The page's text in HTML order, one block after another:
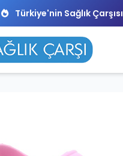
Türkiye'nin Sağlık Çarşısı